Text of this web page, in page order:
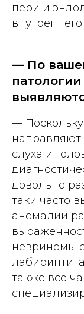
пери и
внутреннего
— По
—
слуха и
довольно
таки часто
аномалии
невриномы
также всё